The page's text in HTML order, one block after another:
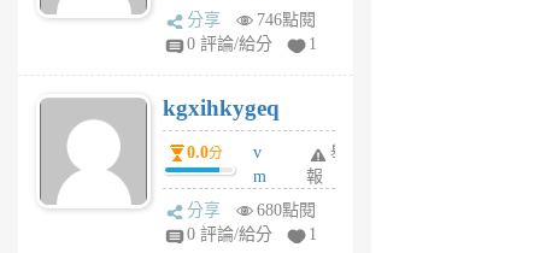
wi
w
6
個
月
前
分享
746點閱
0 評論/給分
1
kgxihkygeq
0.0分
v
m
sg
sr
舉
報
分享
680點閱
0 評論/給分
1